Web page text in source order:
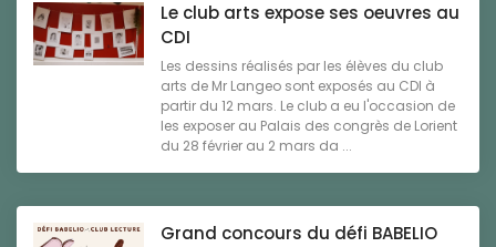
Le club arts expose ses oeuvres au
CDI
Les dessins réalisés par les élèves du club
arts de Mr Langeo sont exposés au CDI à
partir du 12 mars. Le club a eu l'occasion de
les exposer au Palais des congrès de Lorient
du 28 février au 2 mars da ...
Grand concours du défi BABELIO